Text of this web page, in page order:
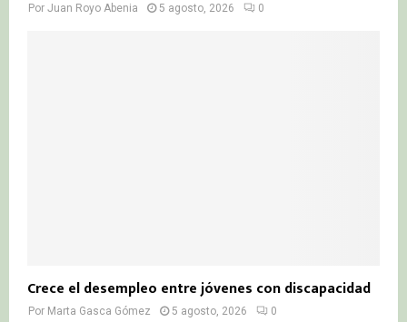
Por Juan Royo Abenia 5 agosto, 2026 0
Crece el desempleo entre jóvenes con discapacidad
Por Marta Gasca Gómez 5 agosto, 2026 0